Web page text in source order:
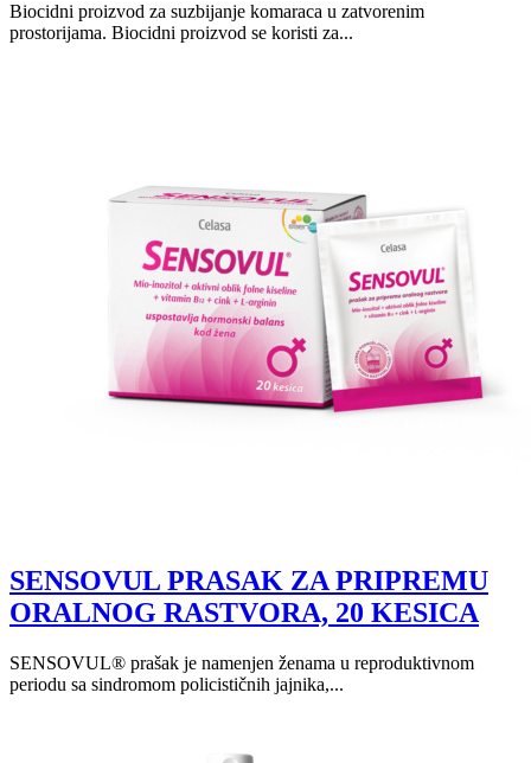
Biocidni proizvod za suzbijanje komaraca u zatvorenim
prostorijama. Biocidni proizvod se koristi za...
SENSOVUL PRASAK ZA PRIPREMU
ORALNOG RASTVORA, 20 KESICA
SENSOVUL® prašak je namenjen ženama u reproduktivnom
periodu sa sindromom policističnih jajnika,...